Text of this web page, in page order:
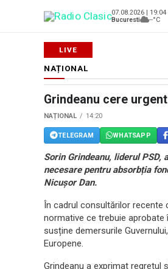
07.08.2026 | 19:04
Bucuresti
--°C
NAȚIONAL
Grindeanu cere
NAȚIONAL 14:20
TELEGRAM WHATSAPP
Sorin Grindeanu, liderul
necesare pentru absorbția
Nicușor Dan.
În cadrul consultărilor recente
normative ce trebuie aprobate
susține demersurile
Europene.
Grindeanu a exprimat regretul